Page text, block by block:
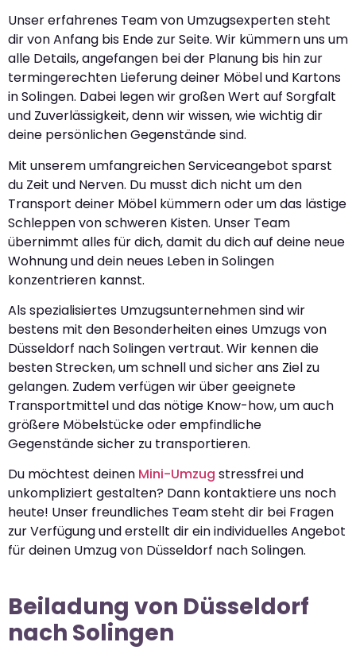
Unser erfahrenes Team von Umzugsexperten steht
dir von Anfang bis Ende zur Seite. Wir kümmern uns um
alle Details, angefangen bei der Planung bis hin zur
termingerechten Lieferung deiner Möbel und Kartons
in Solingen. Dabei legen wir großen Wert auf Sorgfalt
und Zuverlässigkeit, denn wir wissen, wie wichtig dir
deine persönlichen Gegenstände sind.
Mit unserem umfangreichen Serviceangebot sparst
du Zeit und Nerven. Du musst dich nicht um den
Transport deiner Möbel kümmern oder um das lästige
Schleppen von schweren Kisten. Unser Team
übernimmt alles für dich, damit du dich auf deine neue
Wohnung und dein neues Leben in Solingen
konzentrieren kannst.
Als spezialisiertes Umzugsunternehmen sind wir
bestens mit den Besonderheiten eines Umzugs von
Düsseldorf nach Solingen vertraut. Wir kennen die
besten Strecken, um schnell und sicher ans Ziel zu
gelangen. Zudem verfügen wir über geeignete
Transportmittel und das nötige Know-how, um auch
größere Möbelstücke oder empfindliche
Gegenstände sicher zu transportieren.
Du möchtest deinen Mini-Umzug stressfrei und
unkompliziert gestalten? Dann kontaktiere uns noch
heute! Unser freundliches Team steht dir bei Fragen
zur Verfügung und erstellt dir ein individuelles Angebot
für deinen Umzug von Düsseldorf nach Solingen.
Beiladung von Düsseldorf
nach Solingen